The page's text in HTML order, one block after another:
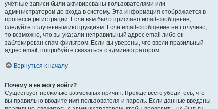
учётные записи были активированы пользователями или
администратором до входа в систему. Эта информация отображается в
процессе регистрации. Если вам было прислано email-сообщение,
следуйте полученным инструкциям. Если email-сообщение не получено,
то возможно, что вы указали неправильный адрес email либо он
заблокирован спам-фильтром. Если вы уверены, что ввели правильный
адрес email, попробуйте связаться с администратором.
Вернуться к началу
Почему я не могу войти?
Существует несколько возможных причин. Прежде всего убедитесь, что
вы правильно вводите имя пользователя и пароль. Если данные введены